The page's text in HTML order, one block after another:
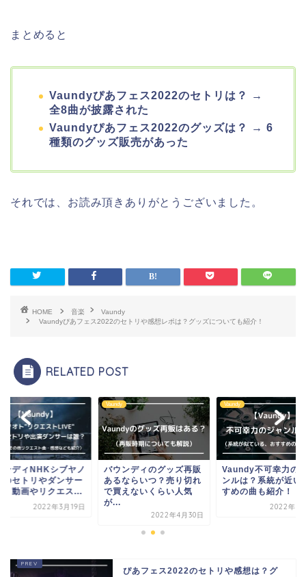
まとめると
Vaundyぴあフェス2022のセトリは？ →
全8曲が披露された
Vaundyぴあフェス2022のグッズは？ → 6
種類のグッズ販売があった
それでは、お読み頂きありがとうございました。
HOME 音楽
Vaundy
Vaundyぴあフェス2022のセトリや感想レポは？グッズについても紹介！
RELATED POST
ンディNHKシブヤノ
のセトリやダンサー
？動画やリクエス...
2022年3月19日
Vaundy
バウンディのグッズ再販
あるならいつ？売り切れ
で買えないくらい人気
が...
2022年4月30日
Vaundy
Vaundy不可幸力の
ンルは？系統が近い
すめの曲も紹介！
2022年3
ぴあフェス2022のセトリや感想は？グ